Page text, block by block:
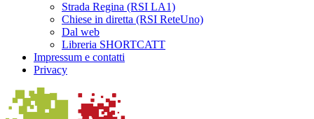
Strada Regina (RSI LA1)
Chiese in diretta (RSI ReteUno)
Dal web
Libreria SHORTCATT
Impressum e contatti
Privacy